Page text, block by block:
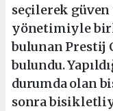
seçilerek
yönetimiyle
bulunan Prestij
bulundu.
durumda olan
sonra